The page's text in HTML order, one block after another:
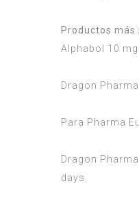
Productos más
Alphabol 10
Dragon Pharma
Para Pharma
Dragon
days